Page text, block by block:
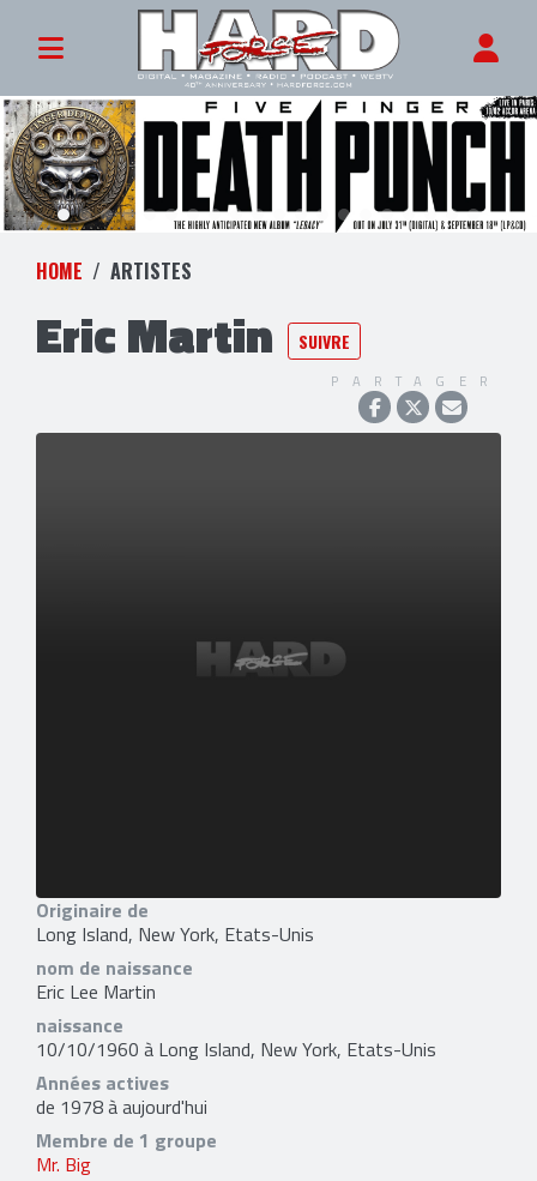
HOME ARTISTES
Eric Martin SUIVRE
PARTAGER
Originaire de
Long Island, New York, Etats-Unis
nom de naissance
Eric Lee Martin
naissance
10/10/1960 à Long Island, New York, Etats-Unis
Années actives
de 1978 à aujourd'hui
Membre de 1 groupe
Mr. Big